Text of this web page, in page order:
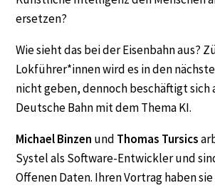
ersetzen?
Wie sieht das bei der Eisenbahn aus?
Lokführer*innen wird es in den
nicht geben, dennoch beschäftigt sich
Deutsche Bahn mit dem Thema KI.
Michael Binzen und Thomas Tursics
Systel als Software-Entwickler und
Offenen Daten. Ihren Vortrag haben sie